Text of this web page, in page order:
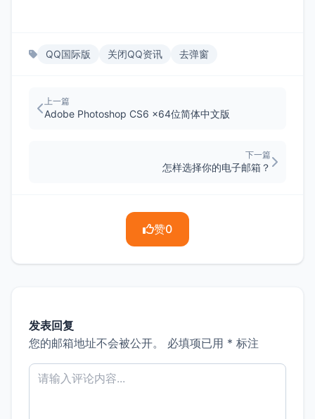
QQ国际版 关闭QQ资讯 去弹窗
上一篇
Adobe Photoshop CS6 x64位简体中文版
下一篇
怎样选择你的电子邮箱？
赞0
发表回复
您的邮箱地址不会被公开。
必填项已用 * 标注